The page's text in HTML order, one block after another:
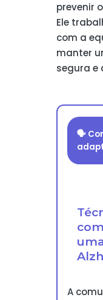
prevenir
Ele
com a
manter
segura e
🗣️
A